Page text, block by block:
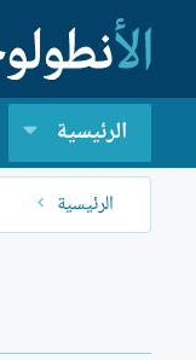
الرئيسية
الرئيسية